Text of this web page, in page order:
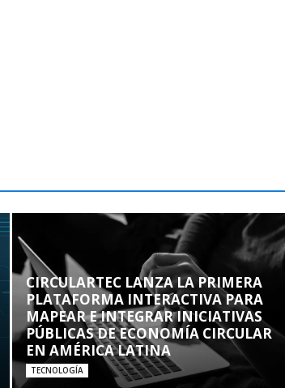
CIRCULARTEC LANZA LA PRIMERA
PLATAFORMA INTERACTIVA PARA
MAPEAR E INTEGRAR INICIATIVAS
PÚBLICAS DE ECONOMÍA CIRCULAR
EN AMÉRICA LATINA
TECNOLOGÍA